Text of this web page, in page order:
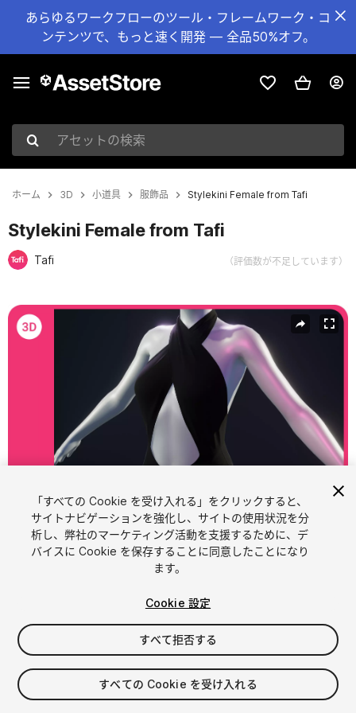
あらゆるワークフローのツール・フレームワーク・コ
ンテンツで、もっと速く開発 — 全品50%オフ。
アセットの検索
ホーム 3D 小道具 服飾品 Stylekini Female from Tafi
Stylekini Female from Tafi
Tafi （評価数が不足しています）
現在のスライド：1 / 10
1/ 10
$11
消費税は決済時に計算されます
「すべての Cookie を受け入れる」をクリックすると、
サイトナビゲーションを強化し、サイトの使用状況を分
析し、弊社のマーケティング活動を支援するために、デ
バイスに Cookie を保存することに同意したことになり
ます。
Cookie 設定
すべて拒否する
すべての Cookie を受け入れる